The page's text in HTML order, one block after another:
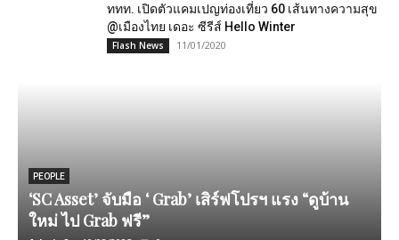
ททท. เปิดตัวแคมเปญท่องเที่ยว 60 เส้นทางความสุข
@เมืองไทย เดอะ ซีรีส์ Hello Winter
Flash News 11/01/2020
PEOPLE
‘SC Asset’ จับมือ ‘ Grab’ เสิร์ฟโปรฯ แรง “ดูบ้าน
ใหม่ ไป Grab ฟรี”